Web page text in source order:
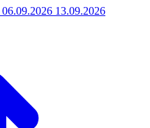
06.09.2026 13.09.2026